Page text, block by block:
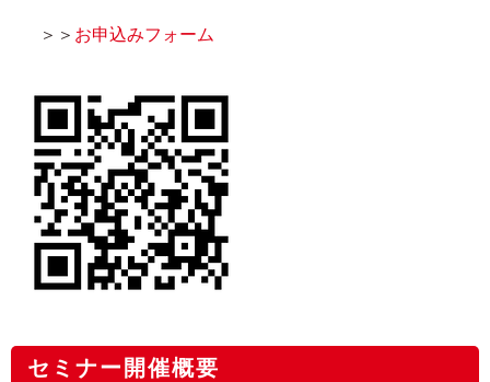
＞＞ お申込みフォーム
セミナー開催概要